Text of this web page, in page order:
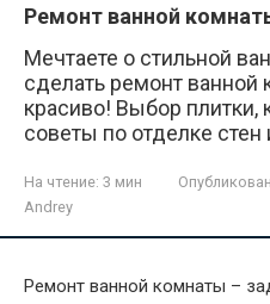
Ремонт ванной
Мечтаете о стильной
сделать ремонт ванной
красиво! Выбор плитки,
советы по отделке стен
На чтение: 3 мин
Andrey
Ремонт ванной комнаты –